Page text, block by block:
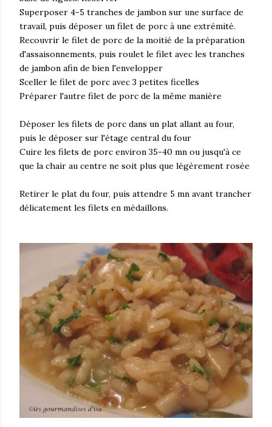
Superposer 4-5 tranches de jambon sur une surface de
travail, puis déposer un filet de porc à une extrémité.
Recouvrir le filet de porc de la moitié de la préparation
d'assaisonnements, puis roulet le filet avec les tranches
de jambon afin de bien l'envelopper
Sceller le filet de porc avec 3 petites ficelles
Préparer l'autre filet de porc de la même manière
Déposer les filets de porc dans un plat allant au four,
puis le déposer sur l'étage central du four
Cuire les filets de porc environ 35-40 mn ou jusqu'à ce
que la chair au centre ne soit plus que légèrement rosée
Retirer le plat du four, puis attendre 5 mn avant trancher
délicatement les filets en médaillons.